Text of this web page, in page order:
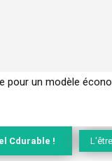
la biodiversité »
Cdurable !